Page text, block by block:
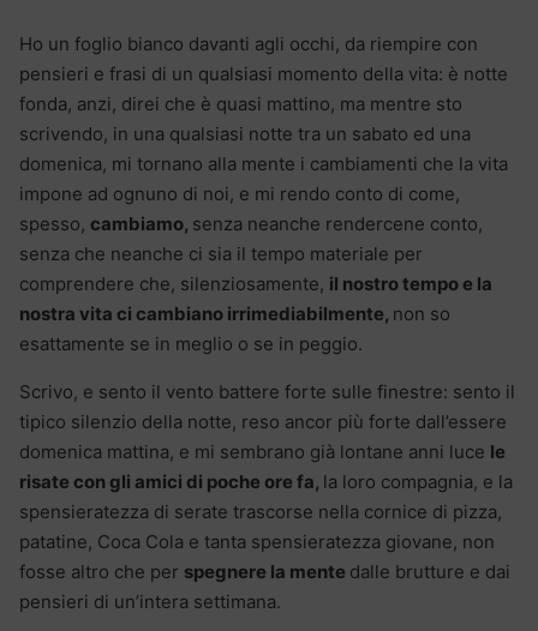
Ho un foglio bianco davanti agli occhi, da riempire con
pensieri e frasi di un qualsiasi momento della vita: è notte
fonda, anzi, direi che è quasi mattino, ma mentre sto
scrivendo, in una qualsiasi notte tra un sabato ed una
domenica, mi tornano alla mente i cambiamenti che la vita
impone ad ognuno di noi, e mi rendo conto di come,
spesso, cambiamo, senza neanche rendercene conto,
senza che neanche ci sia il tempo materiale per
comprendere che, silenziosamente, il nostro tempo e la
nostra vita ci cambiano irrimediabilmente, non so
esattamente se in meglio o se in peggio.
Scrivo, e sento il vento battere forte sulle finestre: sento il
tipico silenzio della notte, reso ancor più forte dall’essere
domenica mattina, e mi sembrano già lontane anni luce le
risate con gli amici di poche ore fa, la loro compagnia, e la
spensieratezza di serate trascorse nella cornice di pizza,
patatine, Coca Cola e tanta spensieratezza giovane, non
fosse altro che per spegnere la mente dalle brutture e dai
pensieri di un’intera settimana.